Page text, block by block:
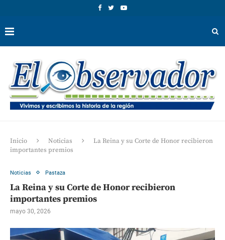
Inicio Noticias
La Reina y su Corte de Honor recibieron
importantes premios
Noticias Pastaza
La Reina y su Corte de Honor recibieron
importantes premios
mayo 30, 2026